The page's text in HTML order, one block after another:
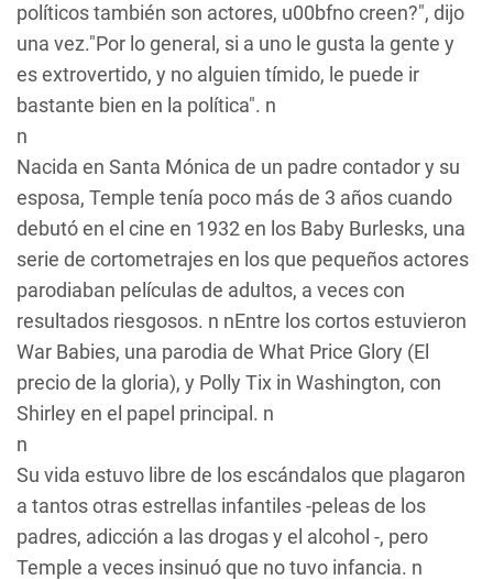
políticos también son actores, u00bfno creen?", dijo
una vez."Por lo general, si a uno le gusta la gente y
es extrovertido, y no alguien tímido, le puede ir
bastante bien en la política". n
n
Nacida en Santa Mónica de un padre contador y su
esposa, Temple tenía poco más de 3 años cuando
debutó en el cine en 1932 en los Baby Burlesks, una
serie de cortometrajes en los que pequeños actores
parodiaban películas de adultos, a veces con
resultados riesgosos. n nEntre los cortos estuvieron
War Babies, una parodia de What Price Glory (El
precio de la gloria), y Polly Tix in Washington, con
Shirley en el papel principal. n
n
Su vida estuvo libre de los escándalos que plagaron
a tantos otras estrellas infantiles -peleas de los
padres, adicción a las drogas y el alcohol -, pero
Temple a veces insinuó que no tuvo infancia. n